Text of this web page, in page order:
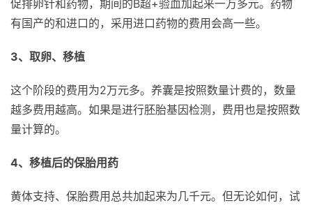
促排卵针和药物，期间的B超+验血加起来一万多元。药物
有国产的和进口的，采用进口药物的费用会高一些。
3、取卵、移植
这个阶段的费用为2万元多。养囊是按照数量计费的，数量
越多费用越高。如果是进行胚胎基因检测，费用也是按照数
量计算的。
4、移植后的保胎用药
黄体支持、保胎费用总共加起来为几千元。但无论如何，试